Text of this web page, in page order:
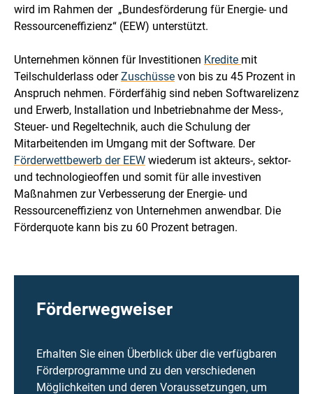
wird im Rahmen der „Bundesförderung für Energie- und
Ressourceneffizienz“ (EEW) unterstützt.
Unternehmen können für Investitionen Kredite mit
Teilschulderlass oderZuschüsse von bis zu 45 Prozent in
Anspruch nehmen. Förderfähig sind neben Softwarelizenz
und Erwerb, Installation und Inbetriebnahme der Mess-,
Steuer- und Regeltechnik, auch die Schulung der
Mitarbeitenden im Umgang mit der Software. Der
Förderwettbewerb der EEW wiederum ist akteurs-, sektor-
und technologieoffen und somit für alle investiven
Maßnahmen zur Verbesserung der Energie- und
Ressourceneffizienz von Unternehmen anwendbar. Die
Förderquote kann bis zu 60 Prozent betragen.
Förderwegweiser
Erhalten Sie einen Überblick über die verfügbaren
Förderprogramme und zu den verschiedenen
Möglichkeiten und deren Voraussetzungen, um